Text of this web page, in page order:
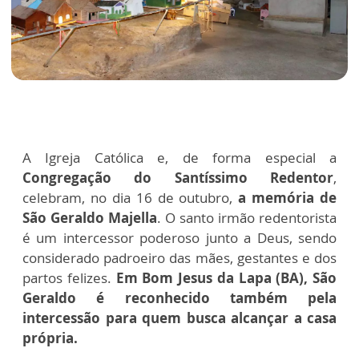
A Igreja Católica e, de forma especial a
Congregação do Santíssimo Redentor,
celebram, no dia 16 de outubro, a memória de
São Geraldo Majella. O santo irmão redentorista
é um intercessor poderoso junto a Deus, sendo
considerado padroeiro das mães, gestantes e dos
partos felizes. Em Bom Jesus da Lapa (BA), São
Geraldo é reconhecido também pela
intercessão para quem busca alcançar a casa
própria.